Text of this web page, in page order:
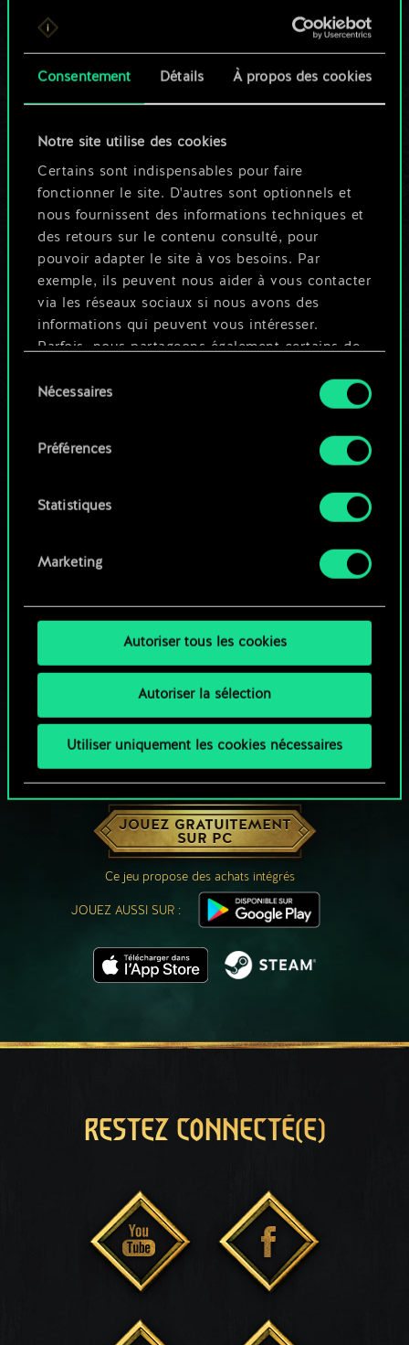
Consentement Détails À propos des cookies
Notre site utilise des cookies
Certains sont indispensables pour faire
fonctionner le site. D'autres sont optionnels et
nous fournissent des informations techniques et
des retours sur le contenu consulté, pour
pouvoir adapter le site à vos besoins. Par
exemple, ils peuvent nous aider à vous contacter
via les réseaux sociaux si nous avons des
informations qui peuvent vous intéresser.
Parfois, nous partageons également certains de
ces cookies optionnels ne seront appliqués
Vous pouvez consulter tous les détails sur notre
préférences dans le menu "Paramètres" ci-
duNécessaires
Préférences
Statistiques
Marketing
Autoriser tous les cookies
Autoriser la sélection
Utiliser uniquement les cookies nécessaires
Pour l'instant, ce
n'est qu'un jeu de
cartes partagé.
Mais cela peut être
tellement plus !
Nommer ce jeu et créer un guide
UNE PETITE PARTIE DE GWENT ?
JOUEZ GRATUITEMENT
SUR PC
Ce jeu propose des achats intégrés
JOUEZ AUSSI SUR :
RESTEZ CONNECTÉ(E)